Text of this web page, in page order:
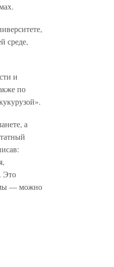
среде,
и
по
а
Это
— можно